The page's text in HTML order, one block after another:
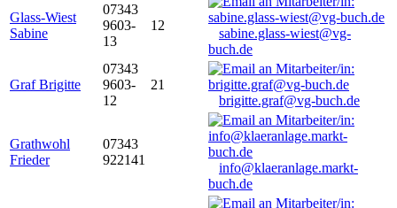
Glass-Wiest
Sabine
07343
9603-
13
12
sabine.glass-wiest@vg-
buch.de
Graf Brigitte
07343
9603-
12
21
brigitte.graf@vg-buch.de
Grathwohl
Frieder
07343
922141
info@klaeranlage.markt-
buch.de